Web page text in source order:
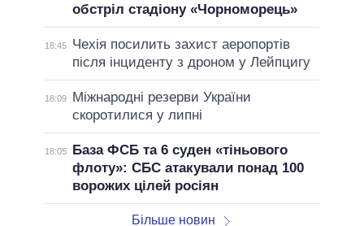
обстріл стадіону «Чорноморець»
18:45
Чехія посилить захист аеропортів
після інциденту з дроном у Лейпцигу
18:09
Міжнародні резерви України
скоротилися у липні
18:05
База ФСБ та 6 суден «тіньового
флоту»: СБС атакували понад 100
ворожих цілей росіян
Більше новин